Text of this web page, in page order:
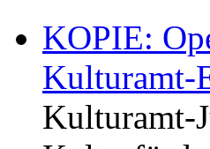
KOPIE:
Kulturamt-
Kulturamt-